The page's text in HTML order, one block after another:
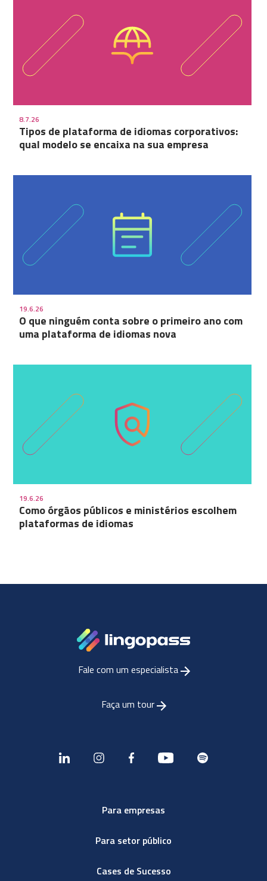
8.7.26
Tipos de plataforma de idiomas corporativos:
qual modelo se encaixa na sua empresa
19.6.26
O que ninguém conta sobre o primeiro ano com
uma plataforma de idiomas nova
19.6.26
Como órgãos públicos e ministérios escolhem
plataformas de idiomas
Fale com um especialista
Faça um tour
Para empresas
Para setor público
Cases de Sucesso